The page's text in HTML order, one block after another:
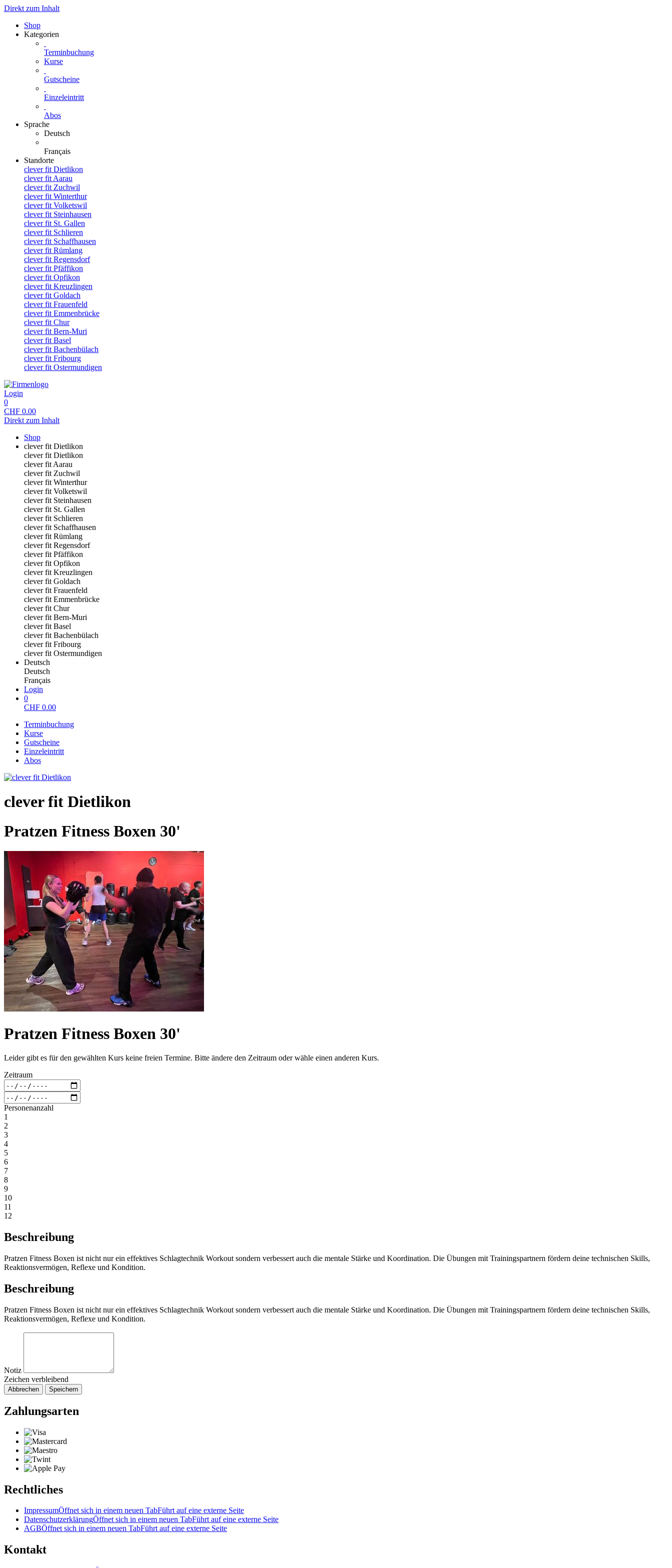
Direkt zum Inhalt
Shop
Kategorien
Terminbuchung
Kurse
Gutscheine
Einzeleintritt
Abos
Sprache
Deutsch
Français
Standorte
clever fit Dietlikon
clever fit Aarau
clever fit Zuchwil
clever fit Winterthur
clever fit Volketswil
clever fit Steinhausen
clever fit St. Gallen
clever fit Schlieren
clever fit Schaffhausen
clever fit Rümlang
clever fit Regensdorf
clever fit Pfäffikon
clever fit Opfikon
clever fit Kreuzlingen
clever fit Goldach
clever fit Frauenfeld
clever fit Emmenbrücke
clever fit Chur
clever fit Bern-Muri
clever fit Basel
clever fit Bachenbülach
clever fit Fribourg
clever fit Ostermundigen
Login
0
CHF 0.00
Direkt zum Inhalt
Shop
clever fit Dietlikon
clever fit Dietlikon
clever fit Aarau
clever fit Zuchwil
clever fit Winterthur
clever fit Volketswil
clever fit Steinhausen
clever fit St. Gallen
clever fit Schlieren
clever fit Schaffhausen
clever fit Rümlang
clever fit Regensdorf
clever fit Pfäffikon
clever fit Opfikon
clever fit Kreuzlingen
clever fit Goldach
clever fit Frauenfeld
clever fit Emmenbrücke
clever fit Chur
clever fit Bern-Muri
clever fit Basel
clever fit Bachenbülach
clever fit Fribourg
clever fit Ostermundigen
Deutsch
Deutsch
Français
Login
0
CHF 0.00
Terminbuchung
Kurse
Gutscheine
Einzeleintritt
Abos
clever fit Dietlikon
Pratzen Fitness Boxen 30'
Pratzen Fitness Boxen 30'
Leider gibt es für den gewählten Kurs keine freien Termine. Bitte ändere den Zeitraum oder wähle einen anderen Kurs.
Zeitraum
Personenanzahl
1
2
3
4
5
6
7
8
9
10
11
12
Beschreibung
Pratzen Fitness Boxen ist nicht nur ein effektives Schlagtechnik Workout sondern verbessert auch die mentale Stärke und Koordination. Die Übungen mit Trainingspartnern fördern deine technischen Skills,
Reaktionsvermögen, Reflexe und Kondition.
Beschreibung
Pratzen Fitness Boxen ist nicht nur ein effektives Schlagtechnik Workout sondern verbessert auch die mentale Stärke und Koordination. Die Übungen mit Trainingspartnern fördern deine technischen Skills,
Reaktionsvermögen, Reflexe und Kondition.
Notiz
Zeichen verbleibend
Abbrechen Speichern
Zahlungsarten
Rechtliches
ImpressumÖffnet sich in einem neuen TabFührt auf eine externe Seite
DatenschutzerklärungÖffnet sich in einem neuen TabFührt auf eine externe Seite
AGBÖffnet sich in einem neuen TabFührt auf eine externe Seite
Kontakt